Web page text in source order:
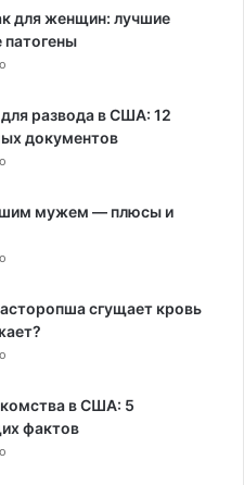
для женщин: лучшие
развода в США: 12
документов
мужем — плюсы и
сгущает кровь
в США: 5
фактов